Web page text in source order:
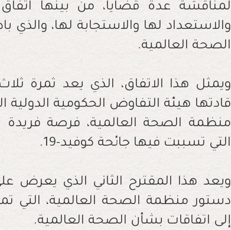
لمناقشة عدة قضايا، من بينها
والاستعداد لها والاستجابة لها،
الصحة العالمية.
ويمثل هذا الاتفاق، الذي يعد ثمرة
قادتها هيئة التفاوض الحكومية
منظمة الصحة العالمية، فرصة فريدة
التي تسببت فيها جائحة كوفيد-19.
دستور منظمة الصحة العالمية، التي
إلى اتفاقات بشأن الصحة العالمية.